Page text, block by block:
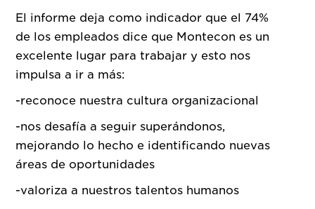
El informe deja como indicador que el 74%
de los empleados dice que Montecon es un
excelente lugar para trabajar y esto nos
impulsa a ir a más:
-reconoce nuestra cultura organizacional
-nos desafía a seguir superándonos,
mejorando lo hecho e identificando nuevas
áreas de oportunidades
-valoriza a nuestros talentos humanos